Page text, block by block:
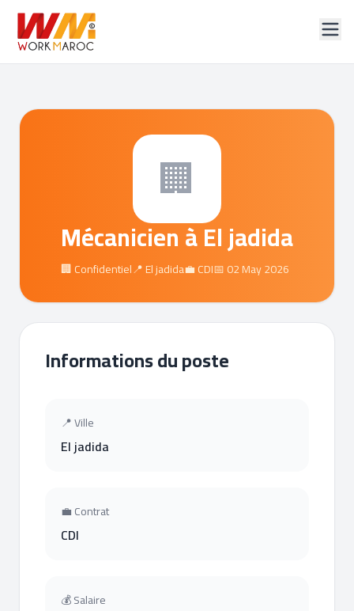
🏢
Mécanicien à El jadida
🏢 Confidentiel📍 El jadida💼 CDI📅 02 May 2026
Informations du poste
📍 Ville
El jadida
💼 Contrat
CDI
💰 Salaire